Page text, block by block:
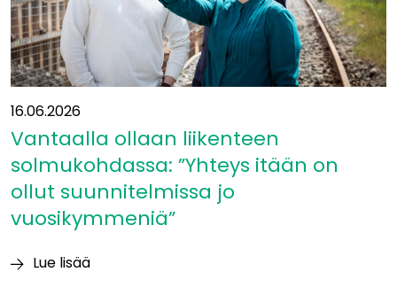
16.06.2026
Vantaalla ollaan liikenteen
solmukohdassa: ”Yhteys itään on
ollut suunnitelmissa jo
vuosikymmeniä”
Lue lisää